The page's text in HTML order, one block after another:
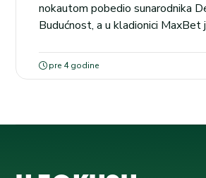
nokautom pobedio sunarodnika
Budućnost, a u kladionici
runde sudija prekinuo borbu.
pre 4 godine